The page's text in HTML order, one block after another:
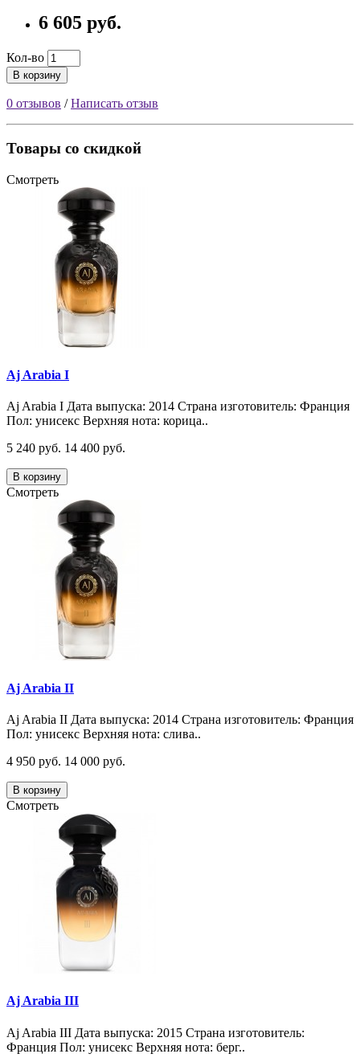
6 605 руб.
Кол-во
В корзину
0 отзывов /Написать отзыв
Товары со скидкой
Смотреть
Aj Arabia I
Aj Arabia I Дата выпуска: 2014 Страна изготовитель: Франция
Пол: унисекс Верхняя нота: корица..
5 240 руб. 14 400 руб.
В корзину
Смотреть
Aj Arabia II
Aj Arabia II Дата выпуска: 2014 Страна изготовитель: Франция
Пол: унисекс Верхняя нота: слива..
4 950 руб. 14 000 руб.
В корзину
Смотреть
Aj Arabia III
Aj Arabia III Дата выпуска: 2015 Страна изготовитель:
Франция Пол: унисекс Верхняя нота: берг..